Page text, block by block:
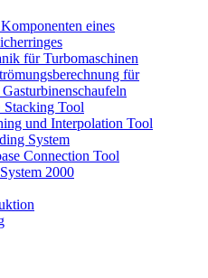
eines
für Turbomaschinen
für
Stacking Tool
und Interpolation Tool
System
Connection Tool
2000